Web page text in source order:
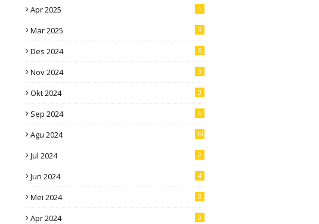
Apr 2025 1
Mar 2025 3
Des 2024 5
Nov 2024 3
Okt 2024 3
Sep 2024 6
Agu 2024 10
Jul 2024 2
Jun 2024 4
Mei 2024 3
Apr 2024 3